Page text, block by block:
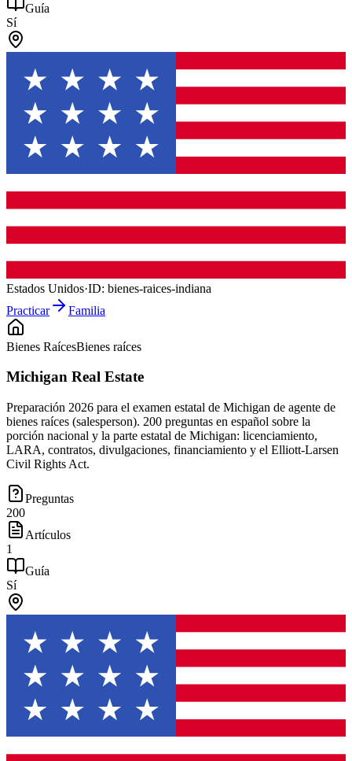
Guía
Sí
Estados Unidos·ID: bienes-raices-indiana
Practicar
Familia
Bienes RaícesBienes raíces
Michigan Real Estate
Preparación 2026 para el examen estatal de Michigan de agente de
bienes raíces (salesperson). 200 preguntas en español sobre la
porción nacional y la parte estatal de Michigan: licenciamiento,
LARA, contratos, divulgaciones, financiamiento y el Elliott-Larsen
Civil Rights Act.
Preguntas
200
Artículos
1
Guía
Sí